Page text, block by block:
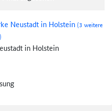
Neustadt in Holstein(3 weitere
in Holstein